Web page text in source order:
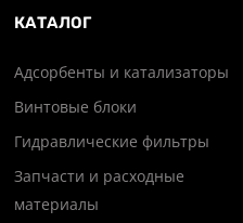
КАТАЛОГ
Адсорбенты и катализаторы
Винтовые блоки
Гидравлические фильтры
Запчасти и расходные
материалы